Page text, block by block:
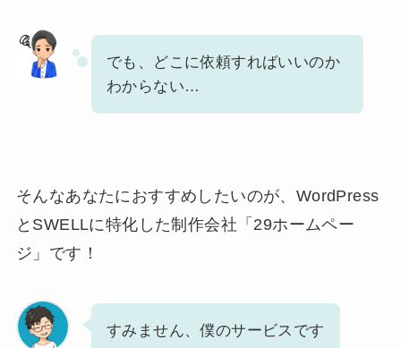
でも、どこに依頼すればいいのか
わからない…
そんなあなたにおすすめしたいのが、WordPress
とSWELLに特化した制作会社「29ホームペー
ジ」です！
すみません、僕のサービスです